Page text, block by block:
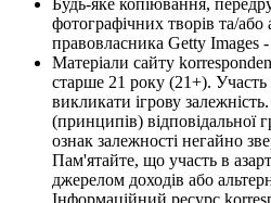
фотографічних творів та/або
правовласника Getty Images -
Матеріали сайту
старше 21 року (21+). Участь
викликати ігрову
(принципів)
ознак залежності негайно
Пам'ятайте, що участь в
джерелом доходів або
Інформаційний ресурс